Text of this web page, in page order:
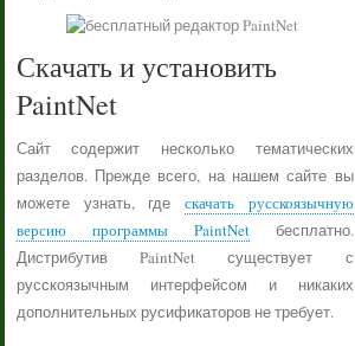
Скачать и установить
PaintNet
Сайт содержит несколько тематических
разделов. Прежде всего, на нашем сайте вы
можете узнать, где скачать русскоязычную
версию программы PaintNetбесплатно.
Дистрибутив PaintNet существует с
русскоязычным интерфейсом и никаких
дополнительных русификаторов не требует.